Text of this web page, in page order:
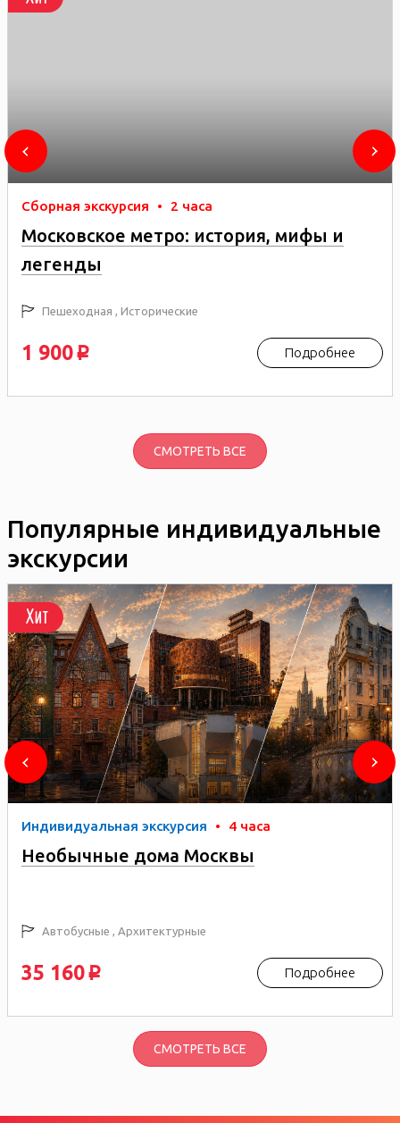
Сборная экскурсия • 2 часа
Московское метро: история, мифы и
легенды
Пешеходная , Исторические
1 900 p Подробнее
СМОТРЕТЬ ВСЕ
Популярные индивидуальные
экскурсии
Хит
Индивидуальная экскурсия • 4 часа
Необычные дома Москвы
Автобусные , Архитектурные
35 160 p Подробнее
СМОТРЕТЬ ВСЕ